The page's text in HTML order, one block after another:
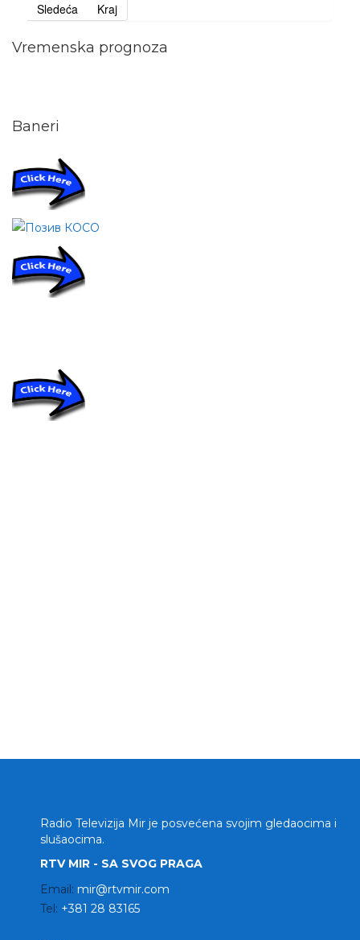
Sledeća
Kraj
Vremenska prognoza
Baneri
Radio Televizija Mir je posvećena svojim gledaocima i
slušaocima.
RTV MIR - SA SVOG PRAGA
Email: mir@rtvmir.com
Tel: +381 28 83165